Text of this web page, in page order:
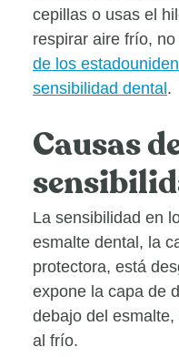
cepillas o usas el
respirar aire frío,
de los
sensibilidad dental.
Causas
La sensibilidad en
esmalte dental, la
protectora, está
expone la capa de
debajo del
al frío.